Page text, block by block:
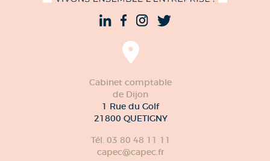
Cabinet comptable
de Dijon
1 Rue du Golf
21800 QUETIGNY
Tél. 03 80 48 11 11
capec@capec.fr